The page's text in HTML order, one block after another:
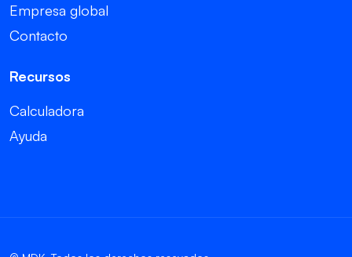
Empresa global
Contacto
Recursos
Calculadora
Ayuda